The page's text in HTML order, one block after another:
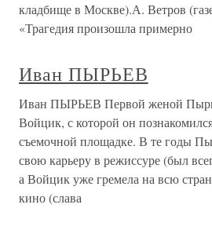
кладбище в Москве).А. Ветров
«Трагедия произошла примерно
Иван ПЫРЬЕВ
Иван ПЫРЬЕВ Первой женой
Войцик, с которой он
съемочной площадке. В те годы
свою карьеру в режиссуре (был
а Войцик уже гремела на всю
кино (слава